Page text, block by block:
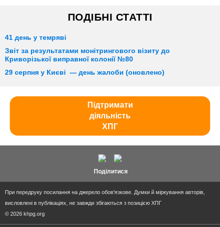
ПОДІБНІ СТАТТІ
41 день у темряві
Звіт за результатами монітрингового візиту до
Криворізької виправної колонії №80
29 серпня у Києві — день жалоби (оновлено)
Підтримати
діяльність
ХПГ
Поділитися
При передруку посилання на джерело обов'язкове. Думки й міркування авторів,
висловлені в публікаціях, не завжди збігаються з позицією ХПГ
© 2026 khpg.org